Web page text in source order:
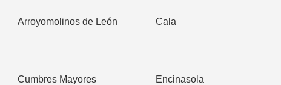
Arroyomolinos de León Cala
Cumbres Mayores Encinasola